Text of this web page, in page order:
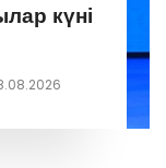
күні